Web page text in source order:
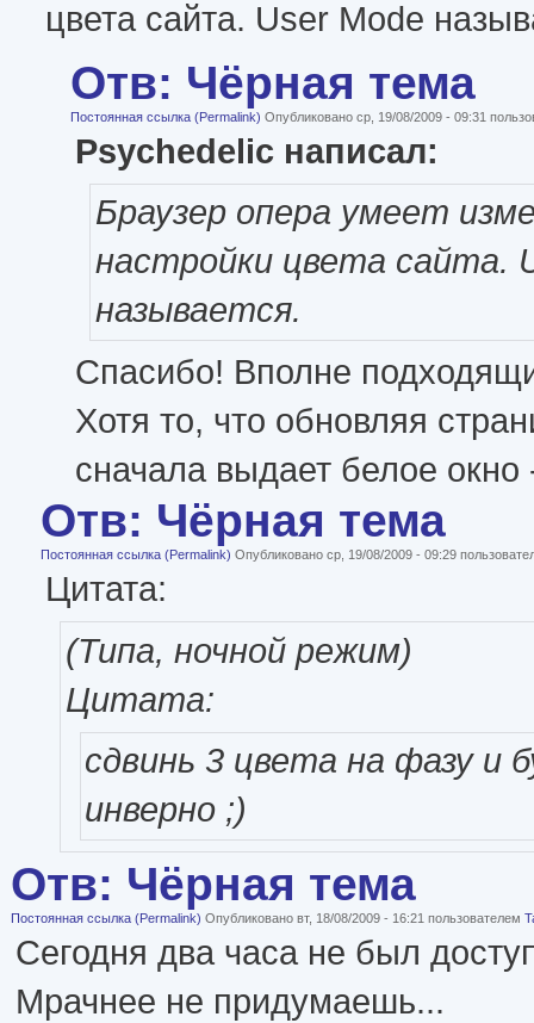
цвета сайта. User Mode
Отв: Чёрная тема
Постоянная ссылка (Permalink) Опубликовано ср, 19/08/2009 - 09:31
Psychedelic написал:
Браузер опера умеет
настройки цвета сайта.
называется.
Спасибо! Вполне
Хотя то, что обновляя
сначала выдает белое окно
Отв: Чёрная тема
Постоянная ссылка (Permalink) Опубликовано ср, 19/08/2009 - 09:29
Цитата:
(Типа, ночной режим)
Цитата:
сдвинь 3 цвета на фазу и
инверно ;)
Отв: Чёрная тема
Постоянная ссылка (Permalink) Опубликовано вт, 18/08/2009 - 16:21 пользователем
Сегодня два часа не был
Мрачнее не придумаешь...